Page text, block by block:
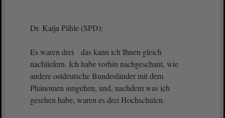
Dr. Katja Pähle (SPD):
Es waren drei das kann ich Ihnen gleich
nachliefern. Ich habe vorhin nachgeschaut, wie
andere ostdeutsche Bundesländer mit dem
Phänomen umgehen, und, nachdem was ich
gesehen habe, waren es drei Hochschulen.